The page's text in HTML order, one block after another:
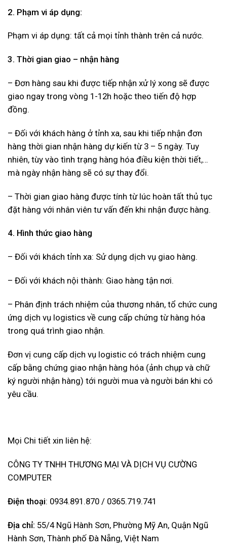
2. Phạm vi áp dụng:
Phạm vi áp dụng: tất cả mọi tỉnh thành trên cả nước.
3. Thời gian giao – nhận hàng
– Đơn hàng sau khi được tiếp nhận xử lý xong sẽ được
giao ngay trong vòng 1-12h hoặc theo tiến độ hợp
đồng.
– Đối với khách hàng ở tỉnh xa, sau khi tiếp nhận đơn
hàng thời gian nhận hàng dự kiến từ 3 – 5 ngày. Tuy
nhiên, tùy vào tình trạng hàng hóa điều kiện thời tiết,…
mà ngày nhận hàng sẽ có sự thay đổi.
– Thời gian giao hàng được tính từ lúc hoàn tất thủ tục
đặt hàng với nhân viên tư vấn đến khi nhận được hàng.
4. Hình thức giao hàng
– Đối với khách tỉnh xa: Sử dụng dịch vụ giao hàng.
– Đối với khách nội thành: Giao hàng tận nơi.
– Phân định trách nhiệm của thương nhân, tổ chức cung
ứng dịch vụ logistics về cung cấp chứng từ hàng hóa
trong quá trình giao nhận.
Đơn vị cung cấp dịch vụ logistic có trách nhiệm cung
cấp bằng chứng giao nhận hàng hóa (ảnh chụp và chữ
ký người nhận hàng) tới người mua và người bán khi có
yêu cầu.
Mọi Chi tiết xin liên hệ:
CÔNG TY TNHH THƯƠNG MẠI VÀ DỊCH VỤ CƯỜNG
COMPUTER
Điện thoại: 0934.891.870 / 0365.719.741
Địa chỉ: 55/4 Ngũ Hành Sơn, Phường Mỹ An, Quận Ngũ
Hành Sơn, Thành phố Đà Nẵng, Việt Nam